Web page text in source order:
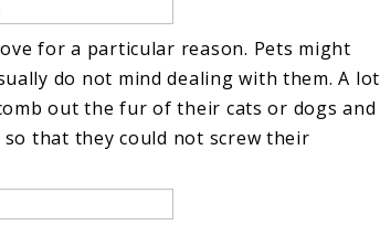
for a particular reason. Pets might
do not mind dealing with them. A lot
out the fur of their cats or dogs and
that they could not screw their